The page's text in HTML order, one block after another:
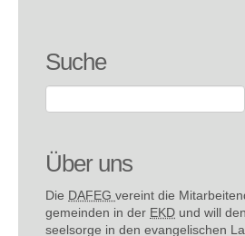
Suche
Über uns
Die DAFEG vereint die
gemeinden in der EKD und will
seel­sorge in den evange­lischen